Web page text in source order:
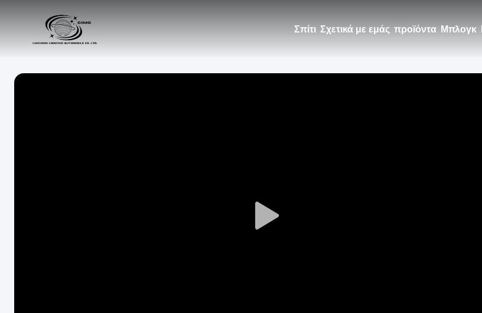
Σπίτι Σχετικά με εμάς προϊόντα Μπλογκ
Play